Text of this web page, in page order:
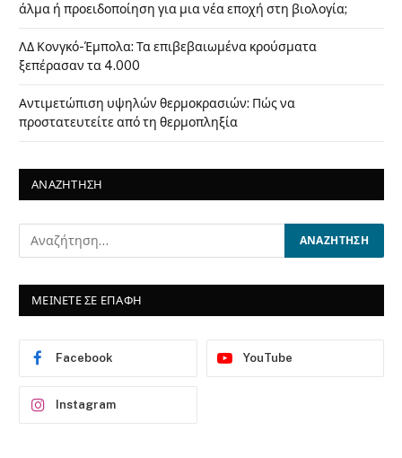
άλμα ή προειδοποίηση για μια νέα εποχή στη βιολογία;
ΛΔ Κονγκό-Έμπολα: Τα επιβεβαιωμένα κρούσματα
ξεπέρασαν τα 4.000
Αντιμετώπιση υψηλών θερμοκρασιών: Πώς να
προστατευτείτε από τη θερμοπληξία
ΑΝΑΖΗΤΗΣΗ
ΜΕΙΝΕΤΕ ΣΕ ΕΠΑΦΗ
Facebook YouTube
Instagram